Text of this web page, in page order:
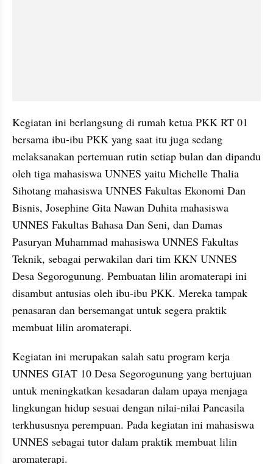
Kegiatan ini berlangsung di rumah ketua PKK RT 01
bersama ibu-ibu PKK yang saat itu juga sedang
melaksanakan pertemuan rutin setiap bulan dan dipandu
oleh tiga mahasiswa UNNES yaitu Michelle Thalia
Sihotang mahasiswa UNNES Fakultas Ekonomi Dan
Bisnis, Josephine Gita Nawan Duhita mahasiswa
UNNES Fakultas Bahasa Dan Seni, dan Damas
Pasuryan Muhammad mahasiswa UNNES Fakultas
Teknik, sebagai perwakilan dari tim KKN UNNES
Desa Segorogunung. Pembuatan lilin aromaterapi ini
disambut antusias oleh ibu-ibu PKK. Mereka tampak
penasaran dan bersemangat untuk segera praktik
membuat lilin aromaterapi.
Kegiatan ini merupakan salah satu program kerja
UNNES GIAT 10 Desa Segorogunung yang bertujuan
untuk meningkatkan kesadaran dalam upaya menjaga
lingkungan hidup sesuai dengan nilai-nilai Pancasila
terkhususnya perempuan. Pada kegiatan ini mahasiswa
UNNES sebagai tutor dalam praktik membuat lilin
aromaterapi.